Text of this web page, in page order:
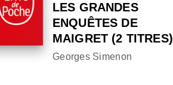
LES GRANDES
ENQUÊTES DE
MAIGRET (2 TITRES)
Georges Simenon